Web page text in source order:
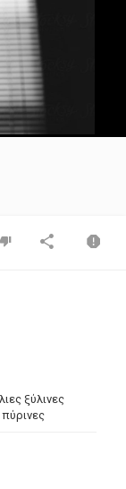
ξύλινες